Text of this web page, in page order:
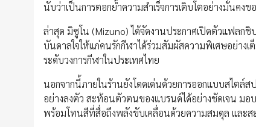
นับว่าเป็นการตอกย้ำความสำเร็จการเติบโตอย่างมั่นค
ล่าสุด มิซูโน (Mizuno) ได้จัดงานประกาศเปิดตัวแฟลก
บันดาลใจให้แก่คนรักกีฬาได้ร่วมสัมผัสความพิเศษอย่าง
ระดับวงการกีฬาในประเทศไทย
นอกจากนี้ภายในร้านยังโดดเด่นด้วยการออกแบบสไต
อย่างลงตัว สะท้อนตัวตนของแบรนด์ได้อย่างชัดเจน มอ
พร้อมโทนสีที่สื่อถึงพลังขับเคลื่อนด้วยความสมดุล และ